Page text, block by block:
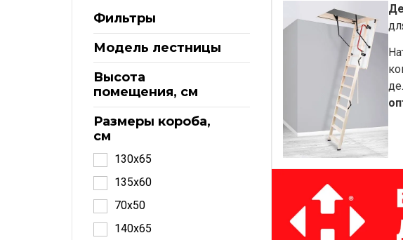
Фильтры
Модель лестницы
Высота
помещения, см
Размеры короба,
см
130x65
135x60
70x50
140x65